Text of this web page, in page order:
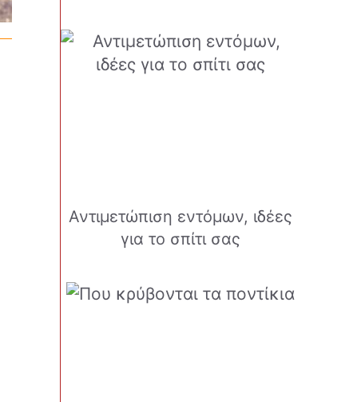
Αντιμετώπιση εντόμων, ιδέες
για το σπίτι σας